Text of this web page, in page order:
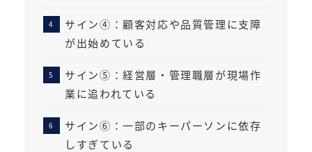
サイン④：顧客対応や品質管理に支障
が出始めている
サイン⑤：経営層・管理職層が現場作
業に追われている
サイン⑥：一部のキーパーソンに依存
しすぎている